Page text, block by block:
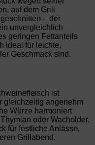
auf dem Grill
– der
unvergleichlich
geringen Fettanteils
ideal für leichte,
Geschmack sind.
ist
gleichzeitig angenehm
Würze harmoniert
oder Wacholder.
für festliche Anlässe,
Grillabend.